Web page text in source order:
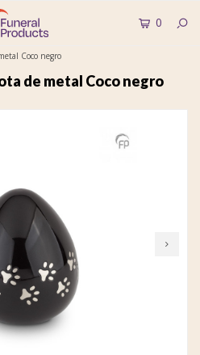
0
Coco negro
de metal Coco negro